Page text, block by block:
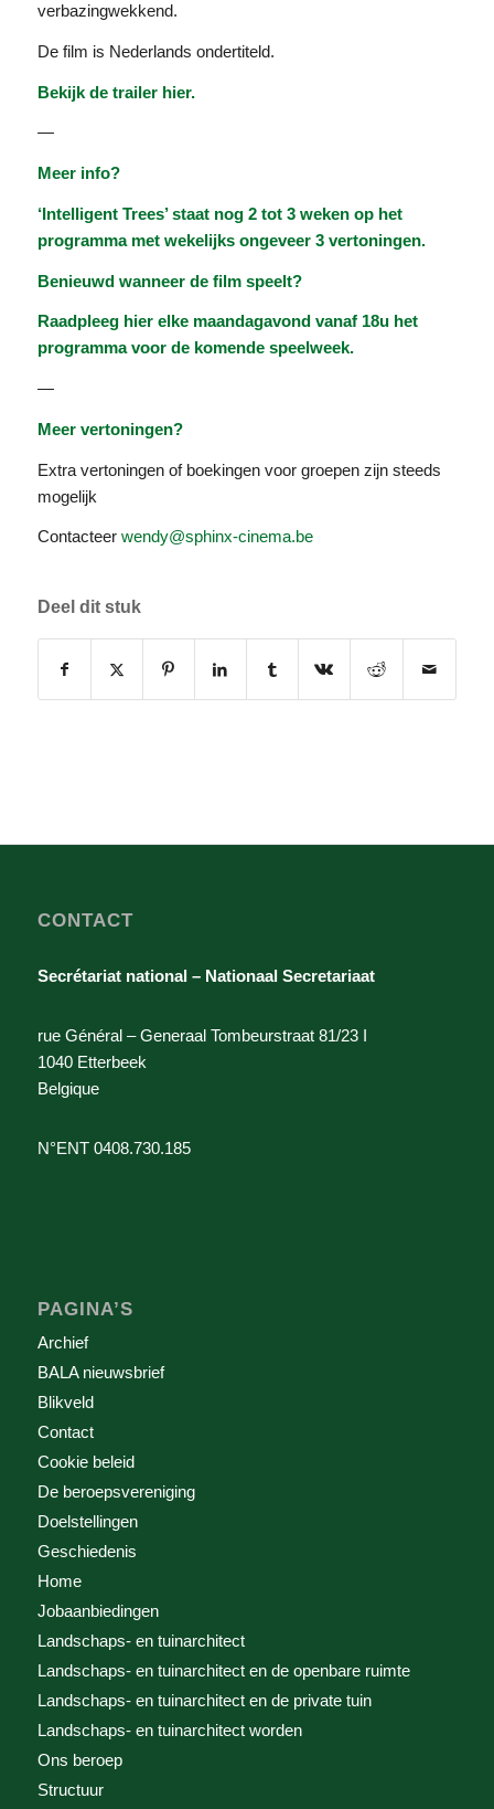
verbazingwekkend.
De film is Nederlands ondertiteld.
Bekijk de trailer hier.
—
Meer info?
‘Intelligent Trees’ staat nog 2 tot 3 weken op het
programma met wekelijks ongeveer 3 vertoningen.
Benieuwd wanneer de film speelt?
Raadpleeg hierelke maandagavond vanaf 18u het
programma voor de komende speelweek.
—
Meer vertoningen?
Extra vertoningen of boekingen voor groepen zijn steeds
mogelijk
Contacteer wendy@sphinx-cinema.be
Deel dit stuk
CONTACT
Secrétariat national – Nationaal Secretariaat
rue Général – Generaal Tombeurstraat 81/23 I
1040 Etterbeek
Belgique
N°ENT 0408.730.185
PAGINA’S
Archief
BALA nieuwsbrief
Blikveld
Contact
Cookie beleid
De beroepsvereniging
Doelstellingen
Geschiedenis
Home
Jobaanbiedingen
Landschaps- en tuinarchitect
Landschaps- en tuinarchitect en de openbare ruimte
Landschaps- en tuinarchitect en de private tuin
Landschaps- en tuinarchitect worden
Ons beroep
Structuur